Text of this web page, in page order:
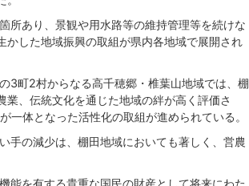
所あり、景観や用水路等の維持管理等を続けな
した地域振興の取組が県内各地域で展開され
3町2村からなる高千穂郷・椎葉山地域では、棚
、伝統文化を通じた地域の絆が高く評価さ
体となった活性化の取組が進められている。
手の減少は、棚田地域においても著しく、営農
能を有する貴重な国民の財産として将来にわた